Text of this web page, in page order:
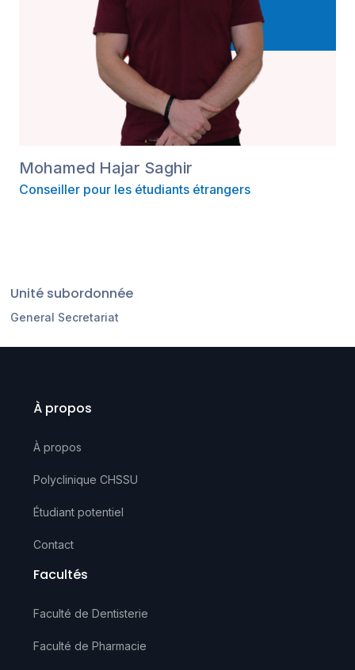
Mohamed Hajar Saghir
Conseiller pour les étudiants étrangers
Unité subordonnée
General Secretariat
À propos
À propos
Polyclinique CHSSU
Étudiant potentiel
Contact
Facultés
Faculté de Dentisterie
Faculté de Pharmacie